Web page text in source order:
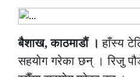
बैशाख, काठमाडौं । हाँस्य
सहयोग गरेका छन् । रिजु